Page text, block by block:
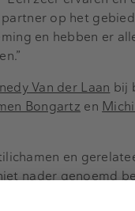
op het
en hebben er
Van der Laan bij
Bongartz en
en
nader genoemd